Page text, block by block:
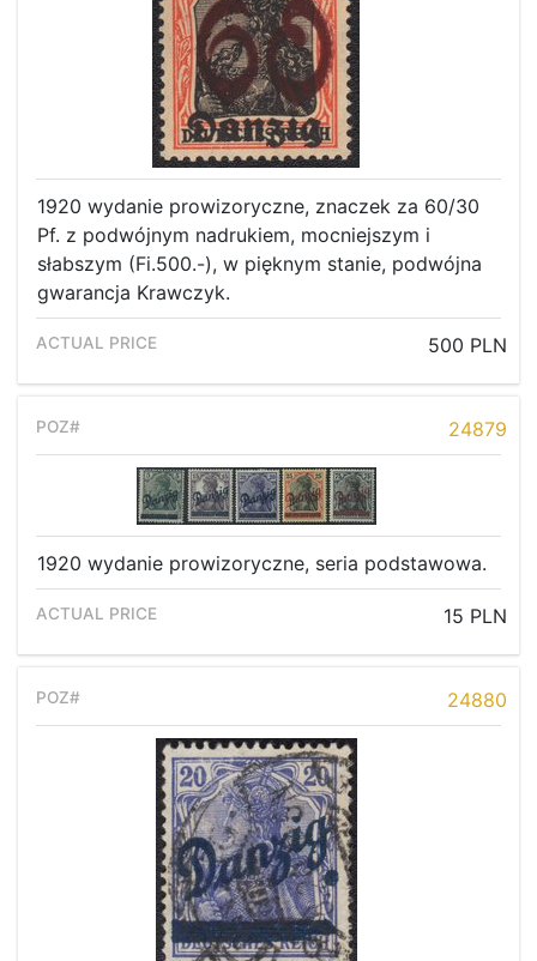
1920 wydanie prowizoryczne, znaczek za 60/30
Pf. z podwójnym nadrukiem, mocniejszym i
słabszym (Fi.500.-), w pięknym stanie, podwójna
gwarancja Krawczyk.
500 PLN
24879
1920 wydanie prowizoryczne, seria podstawowa.
15 PLN
24880